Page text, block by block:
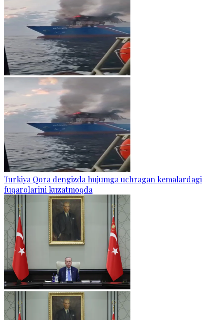
Turkiya Qora dengizda hujumga uchragan kemalardagi
fuqarolarini kuzatmoqda